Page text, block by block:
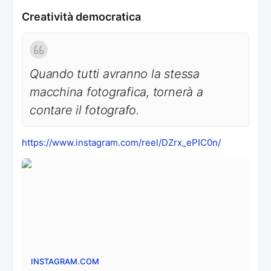
Creatività democratica
Quando tutti avranno la stessa
macchina fotografica, tornerà a
contare il fotografo.
https://www.instagram.com/reel/DZrx_ePIC0n/
INSTAGRAM.COM